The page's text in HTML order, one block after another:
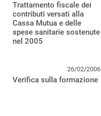
Trattamento fiscale dei
contributi versati alla
Cassa Mutua e delle
spese sanitarie sostenute
nel 2005
26/02/2006
Verifica sulla formazione